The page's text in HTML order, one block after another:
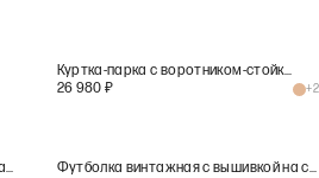
Куртка-парка с воротником-стойкой
26 980 ₽ +2
Джинсы широкие с высокой посадкой WL100
Футболка винтажная с вышивкой на спинке